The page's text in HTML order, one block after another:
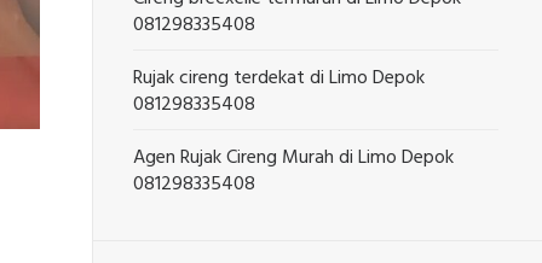
081298335408
Rujak cireng terdekat di Limo Depok
081298335408
Agen Rujak Cireng Murah di Limo Depok
081298335408